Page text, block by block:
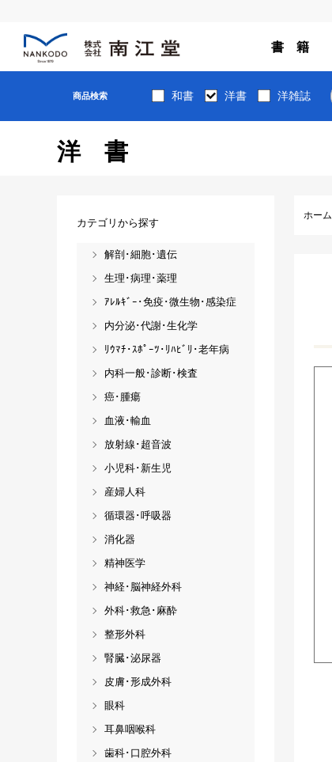
書 籍
商品検索 和書 洋書 洋雑誌
洋書
ホーム
カテゴリから探す
解剖･細胞･遺伝
生理･病理･薬理
ｱﾚﾙｷﾞｰ･免疫･微生物･感染症
内分泌･代謝･生化学
ﾘｳﾏﾁ･ｽﾎﾟｰﾂ･ﾘﾊﾋﾞﾘ･老年病
内科一般･診断･検査
癌･腫瘍
血液･輸血
放射線･超音波
小児科･新生児
産婦人科
循環器･呼吸器
消化器
精神医学
神経･脳神経外科
外科･救急･麻酔
整形外科
腎臓･泌尿器
皮膚･形成外科
眼科
耳鼻咽喉科
歯科･口腔外科